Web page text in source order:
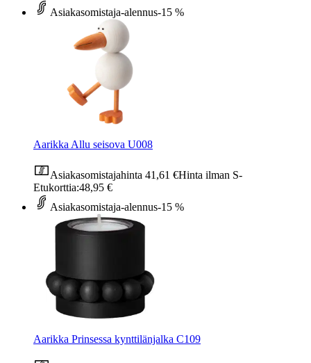
Asiakasomistaja-alennus-15 %
Aarikka Allu seisova U008
Asiakasomistajahinta 41,61 €Hinta ilman S-
Etukorttia:48,95 €
Asiakasomistaja-alennus-15 %
Aarikka Prinsessa kynttilänjalka C109